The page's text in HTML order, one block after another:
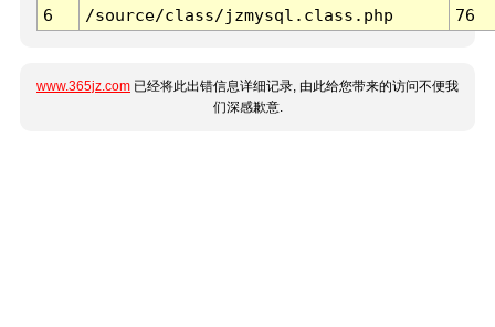
6
/source/class/jzmysql.class.php 76
www.365jz.com 已经将此出错信息详细记录, 由此给您带来的访问不便我
们深感歉意.